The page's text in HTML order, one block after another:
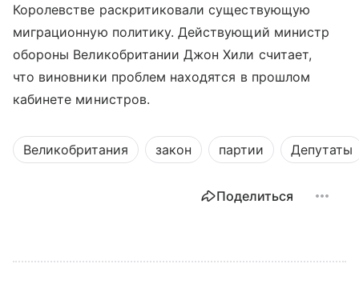
Королевстве раскритиковали существующую
миграционную политику. Действующий министр
обороны Великобритании Джон Хили считает,
что виновники проблем находятся в прошлом
кабинете министров.
Великобритания закон партии Депутаты
Поделиться